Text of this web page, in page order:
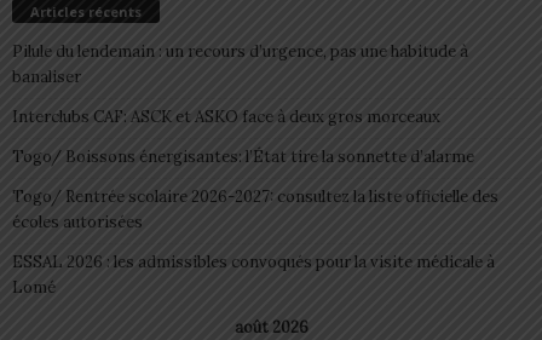
Articles récents
Pilule du lendemain : un recours d’urgence, pas une habitude à
banaliser
Interclubs CAF: ASCK et ASKO face à deux gros morceaux
Togo/ Boissons énergisantes: l’État tire la sonnette d’alarme
Togo/ Rentrée scolaire 2026-2027: consultez la liste officielle des
écoles autorisées
ESSAL 2026 : les admissibles convoqués pour la visite médicale à
Lomé
août 2026